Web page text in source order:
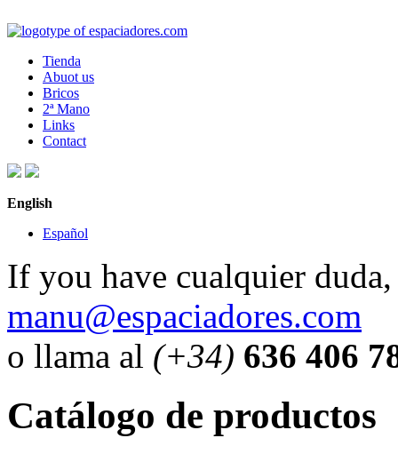
Tienda
Abuot us
Bricos
2ª Mano
Links
Contact
English
Español
If you have cualquier duda,
manu@espaciadores.com
o llama al (+34) 636 406
Catálogo de productos